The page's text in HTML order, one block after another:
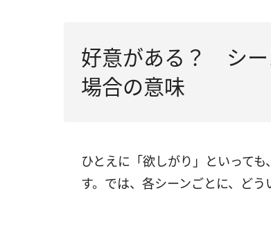
好意がある？ シー
場合の意味
ひとえに「欲しがり」といって
す。では、各シーンごとに、どう